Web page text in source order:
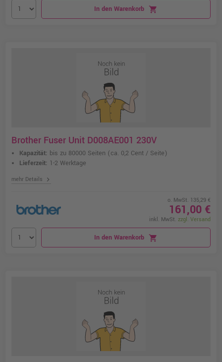
In den Warenkorb shopping_cart
Brother Fuser Unit D008AE001 230V
Kapazität: bis zu 80000 Seiten (ca. 0,2 Cent / Seite)
Lieferzeit: 1-2 Werktage
mehr Details chevron_right
o. MwSt. 135,29 €
161,00 €
inkl. MwSt. zzgl. Versand
In den Warenkorb shopping_cart